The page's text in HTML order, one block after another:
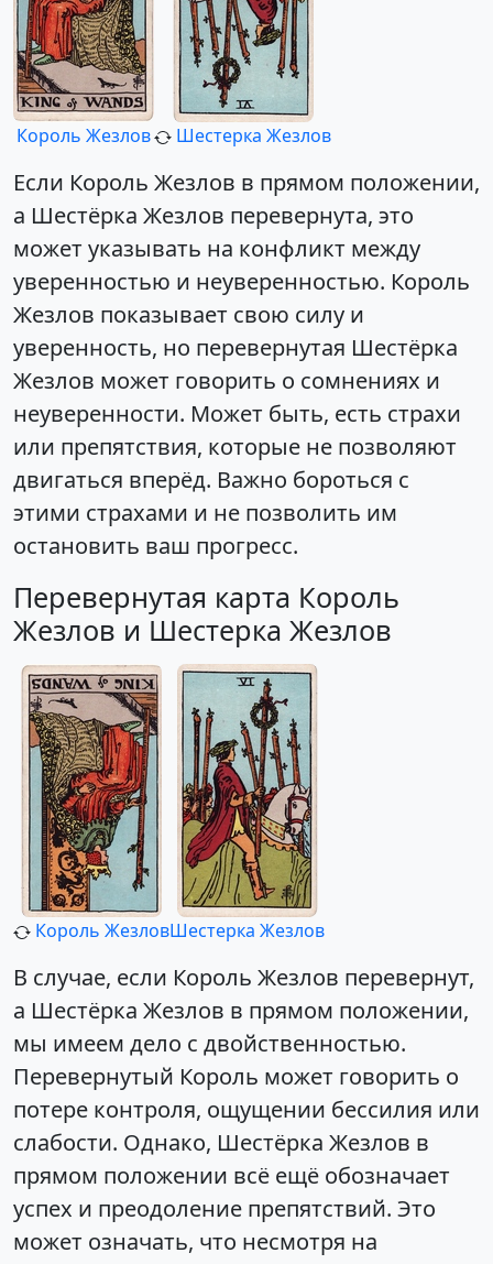
Король Жезлов Шестерка Жезлов
Если Король Жезлов в прямом положении,
а Шестёрка Жезлов перевернута, это
может указывать на конфликт между
уверенностью и неуверенностью. Король
Жезлов показывает свою силу и
уверенность, но перевернутая Шестёрка
Жезлов может говорить о сомнениях и
неуверенности. Может быть, есть страхи
или препятствия, которые не позволяют
двигаться вперёд. Важно бороться с
этими страхами и не позволить им
остановить ваш прогресс.
Перевернутая карта Король
Жезлов и Шестерка Жезлов
Король ЖезловШестерка Жезлов
В случае, если Король Жезлов перевернут,
а Шестёрка Жезлов в прямом положении,
мы имеем дело с двойственностью.
Перевернутый Король может говорить о
потере контроля, ощущении бессилия или
слабости. Однако, Шестёрка Жезлов в
прямом положении всё ещё обозначает
успех и преодоление препятствий. Это
может означать, что несмотря на